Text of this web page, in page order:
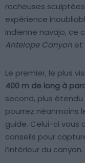
rocheuses
expérience
indienne navajo, ce
Antelope Canyon et
Le premier, le plus
400 m de long à
second, plus
pourrez néanmoins
guide. Celui-ci vous
conseils pour
l’intérieur du canyon.